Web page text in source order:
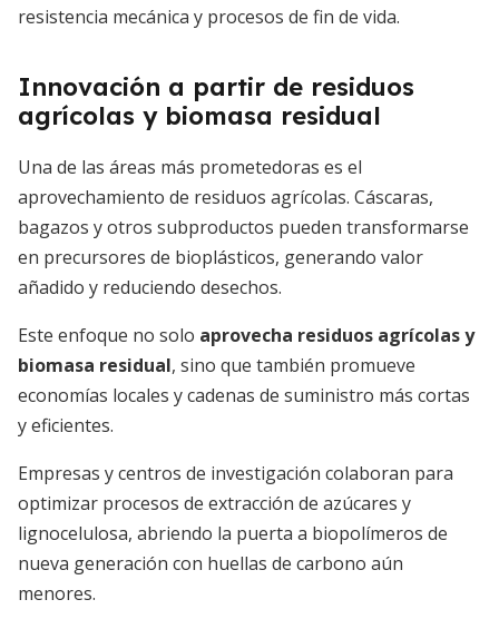
resistencia mecánica y procesos de fin de vida.
Innovación a partir de residuos
agrícolas y biomasa residual
Una de las áreas más prometedoras es el
aprovechamiento de residuos agrícolas. Cáscaras,
bagazos y otros subproductos pueden transformarse
en precursores de bioplásticos, generando valor
añadido y reduciendo desechos.
Este enfoque no solo aprovecha residuos agrícolas y
biomasa residual, sino que también promueve
economías locales y cadenas de suministro más cortas
y eficientes.
Empresas y centros de investigación colaboran para
optimizar procesos de extracción de azúcares y
lignocelulosa, abriendo la puerta a biopolímeros de
nueva generación con huellas de carbono aún
menores.